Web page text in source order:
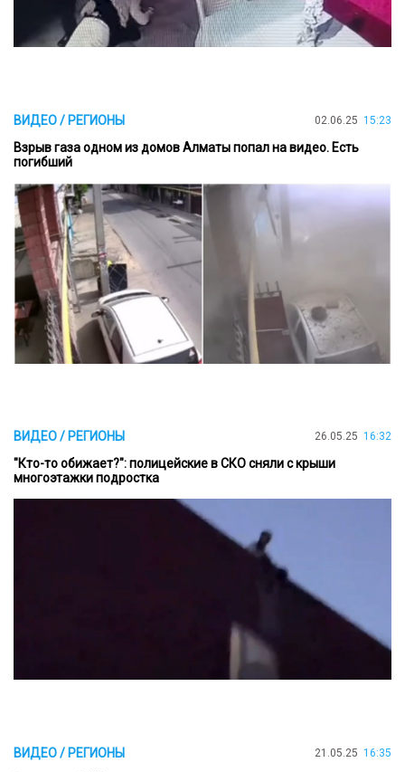
ВИДЕО / РЕГИОНЫ 02.06.25 15:23
Взрыв газа одном из домов Алматы попал на видео. Есть
погибший
ВИДЕО / РЕГИОНЫ 26.05.25 16:32
"Кто-то обижает?": полицейские в СКО сняли с крыши
многоэтажки подростка
ВИДЕО / РЕГИОНЫ 21.05.25 16:35